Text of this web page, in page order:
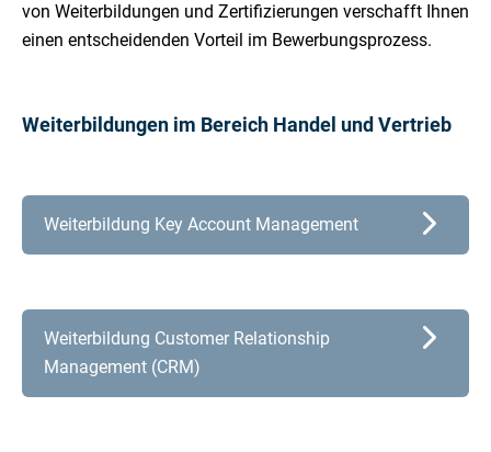
von Weiterbildungen und Zertifizierungen verschafft Ihnen
einen entscheidenden Vorteil im Bewerbungsprozess.
Weiterbildungen im Bereich Handel und Vertrieb
Weiterbildung Key Account Management
Weiterbildung Customer Relationship
Management (CRM)